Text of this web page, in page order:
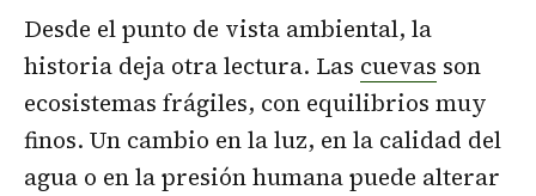
Desde el punto de vista ambiental, la
historia deja otra lectura. Las cuevas son
ecosistemas frágiles, con equilibrios muy
finos. Un cambio en la luz, en la calidad del
agua o en la presión humana puede alterar